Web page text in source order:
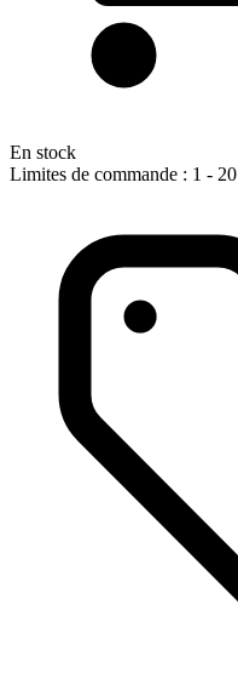
En stock
Limites de commande : 1 - 20